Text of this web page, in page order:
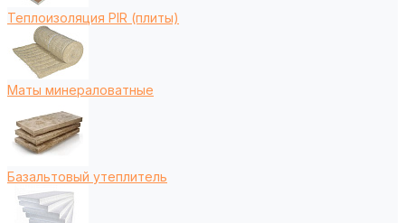
Теплоизоляция PIR (плиты)
Маты минераловатные
Базальтовый утеплитель